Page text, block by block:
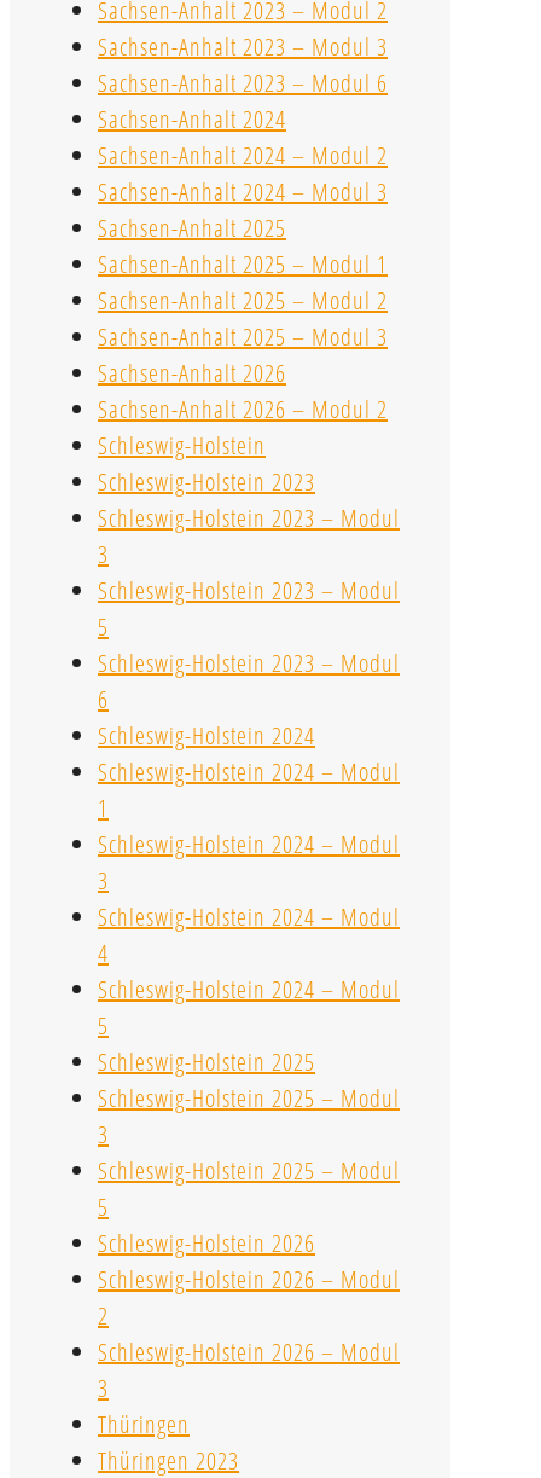
Sachsen-Anhalt 2023 – Modul 2
Sachsen-Anhalt 2023 – Modul 3
Sachsen-Anhalt 2023 – Modul 6
Sachsen-Anhalt 2024
Sachsen-Anhalt 2024 – Modul 2
Sachsen-Anhalt 2024 – Modul 3
Sachsen-Anhalt 2025
Sachsen-Anhalt 2025 – Modul 1
Sachsen-Anhalt 2025 – Modul 2
Sachsen-Anhalt 2025 – Modul 3
Sachsen-Anhalt 2026
Sachsen-Anhalt 2026 – Modul 2
Schleswig-Holstein
Schleswig-Holstein 2023
Schleswig-Holstein 2023 – Modul
3
Schleswig-Holstein 2023 – Modul
5
Schleswig-Holstein 2023 – Modul
6
Schleswig-Holstein 2024
Schleswig-Holstein 2024 – Modul
1
Schleswig-Holstein 2024 – Modul
3
Schleswig-Holstein 2024 – Modul
4
Schleswig-Holstein 2024 – Modul
5
Schleswig-Holstein 2025
Schleswig-Holstein 2025 – Modul
3
Schleswig-Holstein 2025 – Modul
5
Schleswig-Holstein 2026
Schleswig-Holstein 2026 – Modul
2
Schleswig-Holstein 2026 – Modul
3
Thüringen
Thüringen 2023